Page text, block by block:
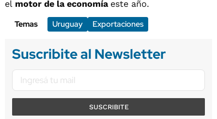
el motor de la economía este año.
Temas
Uruguay Exportaciones
Suscribite al Newsletter
SUSCRIBITE